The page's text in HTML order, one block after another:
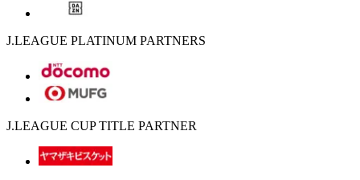
J.LEAGUE PLATINUM PARTNERS
J.LEAGUE CUP TITLE PARTNER